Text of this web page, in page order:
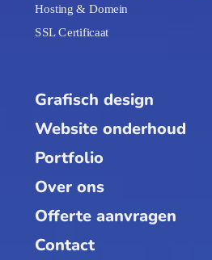
Hosting & Domein
SSL Certificaat
Grafisch design
Website onderhoud
Portfolio
Over ons
Offerte aanvragen
Contact